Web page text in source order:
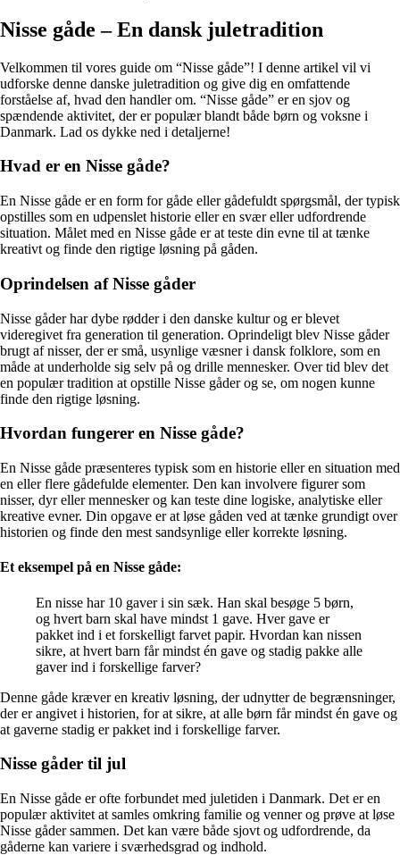
Nisse gåde – En dansk juletradition
Velkommen til vores guide om “Nisse gåde”! I denne artikel vil vi
udforske denne danske juletradition og give dig en omfattende
forståelse af, hvad den handler om. “Nisse gåde” er en sjov og
spændende aktivitet, der er populær blandt både børn og voksne i
Danmark. Lad os dykke ned i detaljerne!
Hvad er en Nisse gåde?
En Nisse gåde er en form for gåde eller gådefuldt spørgsmål, der typisk
opstilles som en udpenslet historie eller en svær eller udfordrende
situation. Målet med en Nisse gåde er at teste din evne til at tænke
kreativt og finde den rigtige løsning på gåden.
Oprindelsen af Nisse gåder
Nisse gåder har dybe rødder i den danske kultur og er blevet
videregivet fra generation til generation. Oprindeligt blev Nisse gåder
brugt af nisser, der er små, usynlige væsner i dansk folklore, som en
måde at underholde sig selv på og drille mennesker. Over tid blev det
en populær tradition at opstille Nisse gåder og se, om nogen kunne
finde den rigtige løsning.
Hvordan fungerer en Nisse gåde?
En Nisse gåde præsenteres typisk som en historie eller en situation med
en eller flere gådefulde elementer. Den kan involvere figurer som
nisser, dyr eller mennesker og kan teste dine logiske, analytiske eller
kreative evner. Din opgave er at løse gåden ved at tænke grundigt over
historien og finde den mest sandsynlige eller korrekte løsning.
Et eksempel på en Nisse gåde:
En nisse har 10 gaver i sin sæk. Han skal besøge 5 børn,
og hvert barn skal have mindst 1 gave. Hver gave er
pakket ind i et forskelligt farvet papir. Hvordan kan nissen
sikre, at hvert barn får mindst én gave og stadig pakke alle
gaver ind i forskellige farver?
Denne gåde kræver en kreativ løsning, der udnytter de begrænsninger,
der er angivet i historien, for at sikre, at alle børn får mindst én gave og
at gaverne stadig er pakket ind i forskellige farver.
Nisse gåder til jul
En Nisse gåde er ofte forbundet med juletiden i Danmark. Det er en
populær aktivitet at samles omkring familie og venner og prøve at løse
Nisse gåder sammen. Det kan være både sjovt og udfordrende, da
gåderne kan variere i sværhedsgrad og indhold.